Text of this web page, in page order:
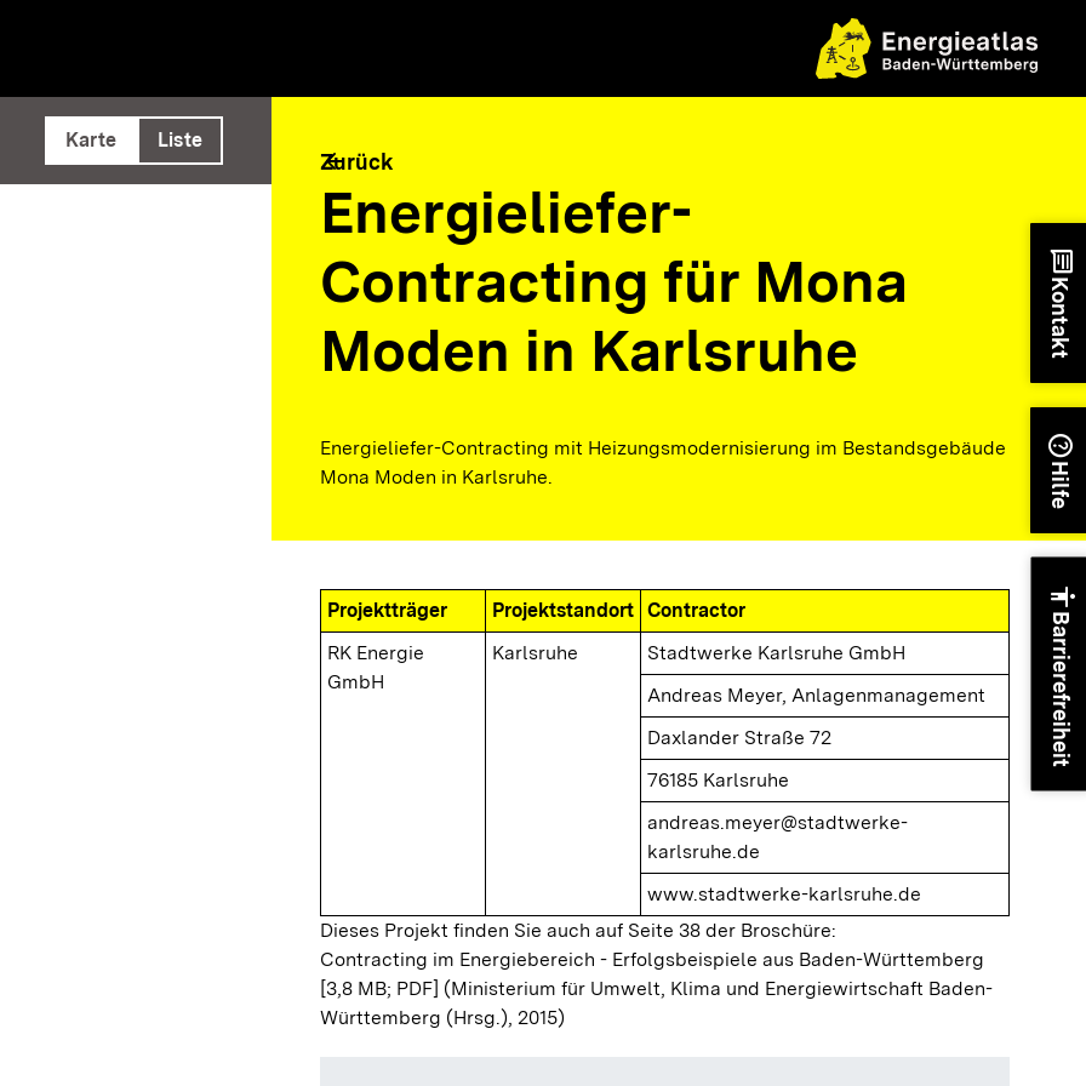
ausführen
Karte Liste
arrow_back
Zurück
Energieliefer-
Contracting für Mona
Moden in Karlsruhe
Energieliefer-Contracting mit Heizungsmodernisierung im Bestandsgebäude
Mona Moden in Karlsruhe.
Projektträger Projektstandort Contractor
RK Energie
GmbH
Karlsruhe
Stadtwerke Karlsruhe GmbH
Andreas Meyer, Anlagenmanagement
Daxlander Straße 72
76185 Karlsruhe
andreas.meyer@stadtwerke-
karlsruhe.de
www.stadtwerke-karlsruhe.de
Dieses Projekt finden Sie auch auf Seite 38 der Broschüre:
Contracting im Energiebereich - Erfolgsbeispiele aus Baden-Württemberg
[3,8 MB; PDF] (Ministerium für Umwelt, Klima und Energiewirtschaft Baden-
Württemberg (Hrsg.), 2015)
chat
Kontakt
help
Hilfe
accessibility
Barrierefreiheit